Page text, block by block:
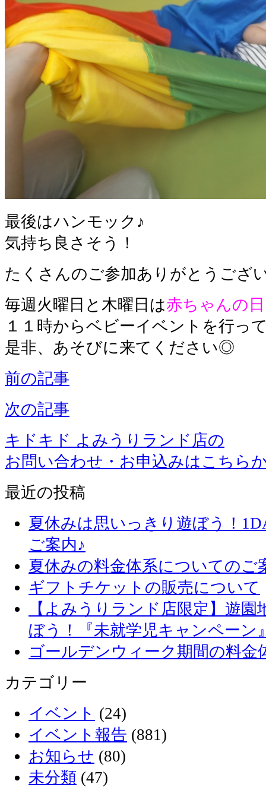
最後はハンモック♪
気持ち良さそう！
たくさんのご参加ありがとうござ
毎週火曜日と木曜日は赤ちゃんの日
１１時からベビーイベントを行っ
是非、あそびに来てください◎
前の記事
次の記事
キドキド よみうりランド店の
お問い合わせ・お申込みはこちら
最近の投稿
夏休みは思いっきり遊ぼう！
ご案内♪
夏休みの料金体系についてのご
ギフトチケットの販売について
【よみうりランド店限定】遊
ぼう！『未就学児キャンペーン
ゴールデンウィーク期間の料金
カテゴリー
イベント (24)
イベント報告 (881)
お知らせ (80)
未分類 (47)